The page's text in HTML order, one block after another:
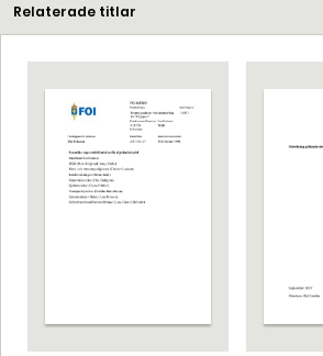
Relaterade titlar